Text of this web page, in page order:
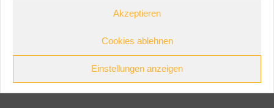
Akzeptieren
Cookies ablehnen
Einstellungen anzeigen
zurück